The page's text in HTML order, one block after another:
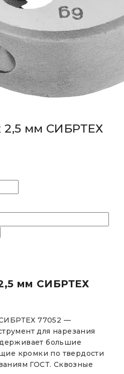
2,5 мм СИБРТЕХ
мм СИБРТЕХ
77052 —
для нарезания
большие
кромки по твердости
ГОСТ. Сквозные